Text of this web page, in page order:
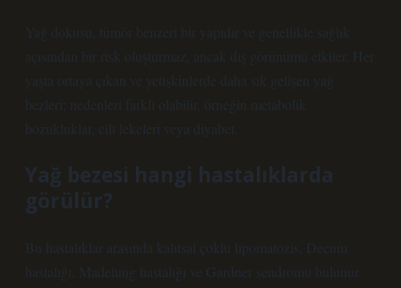
Yağ dokusu, tümör benzeri bir yapıdır ve genellikle sağlık
açısından bir risk oluşturmaz, ancak dış görünümü etkiler. Her
yaşta ortaya çıkan ve yetişkinlerde daha sık gelişen yağ
bezleri; nedenleri farklı olabilir, örneğin metabolik
bozukluklar, cilt lekeleri veya diyabet.
Yağ bezesi hangi hastalıklarda
görülür?
Bu hastalıklar arasında kalıtsal çoklu lipomatozis, Decum
hastalığı, Madelung hastalığı ve Gardner sendromu bulunur.